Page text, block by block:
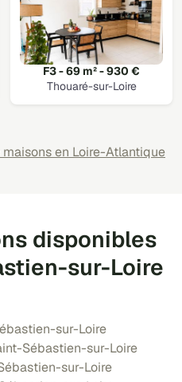
F3 - 69 m² - 930 €
Thouaré-sur-Loire
en Loire-Atlantique
disponibles
sur-Loire
sur-Loire
Sébastien-sur-Loire
sur-Loire